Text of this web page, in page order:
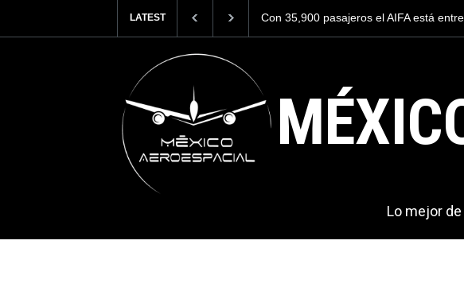
LATEST
el AIFA está entre los aeropuertos con
Se critica duramente a los F-35C del
Lo mejor